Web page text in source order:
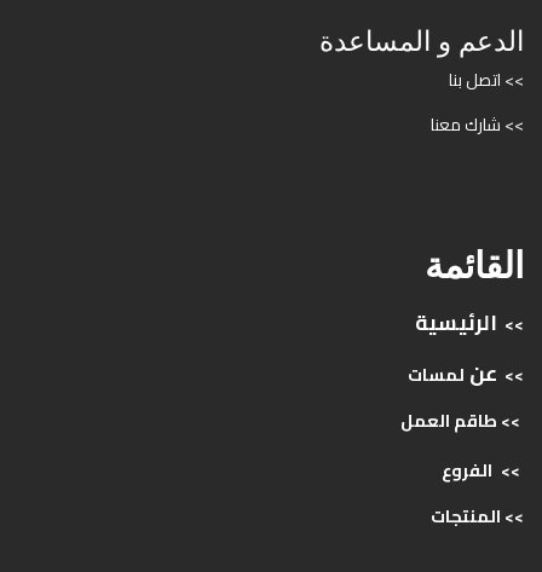
الدعم و المساعدة
>> اتصل بنا
>> شارك معنا
القائمة
>> الرئيسية
>> عن لمسات
>> طاقمالعمل
>> الفروع
>>المنتجات